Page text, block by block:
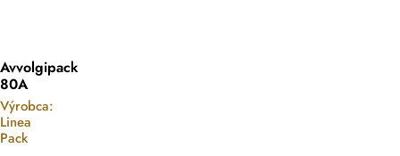
Avvolgipack
80A
Výrobca:
Linea
Pack